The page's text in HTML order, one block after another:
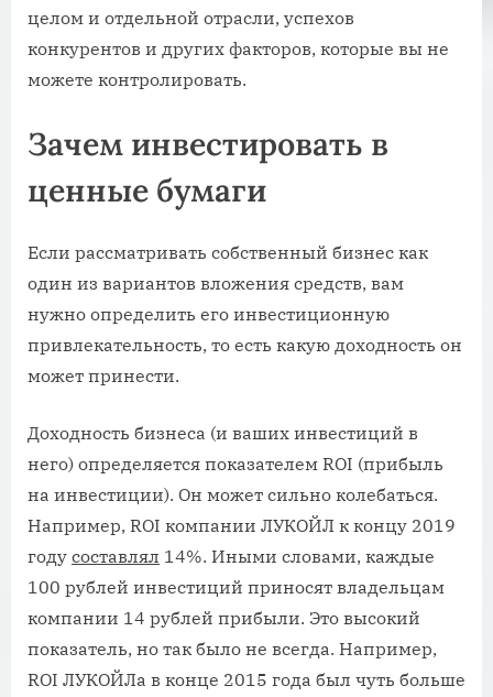
целом и отдельной отрасли, успехов
конкурентов и других факторов, которые вы не
можете контролировать.
Зачем инвестировать в
ценные бумаги
Если рассматривать собственный бизнес как
один из вариантов вложения средств, вам
нужно определить его инвестиционную
привлекательность, то есть какую доходность он
может принести.
Доходность бизнеса (и ваших инвестиций в
него) определяется показателем ROI (прибыль
на инвестиции). Он может сильно колебаться.
Например, ROI компании ЛУКОЙЛ к концу 2019
году составлял 14%. Иными словами, каждые
100 рублей инвестиций приносят владельцам
компании 14 рублей прибыли. Это высокий
показатель, но так было не всегда. Например,
ROI ЛУКОЙЛа в конце 2015 года был чуть больше